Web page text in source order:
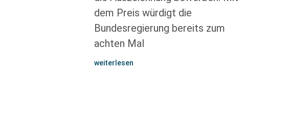
dem Preis würdigt die
Bundesregierung bereits zum
achten Mal
weiterlesen